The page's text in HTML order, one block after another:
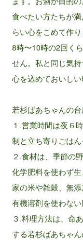
食べたい方たちが
らい心をこめて作
8時〜10時の2回く
せん。私と同じ気
心を込めておいしい
若杉ばあちゃんの
１.営業時間は夜６
制と立ち寄りごはん
２.食材は、季節の
化学肥料を使わず
家の米や雑穀、無添
有機溶剤を使わない
３.料理方法は、命
する若杉ばあちゃん